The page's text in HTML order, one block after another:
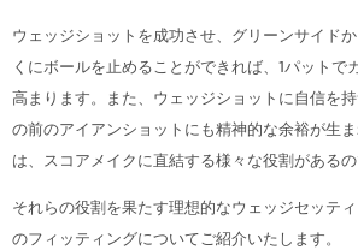
ウェッジショットを成功させ、グリーンサイド
くにボールを止めることができれば、1パットで
高まります。また、ウェッジショットに自信を
の前のアイアンショットにも精神的な余裕が生
は、スコアメイクに直結する様々な役割があるの
それらの役割を果たす理想的なウェッジセッテ
のフィッティングについてご紹介いたします。